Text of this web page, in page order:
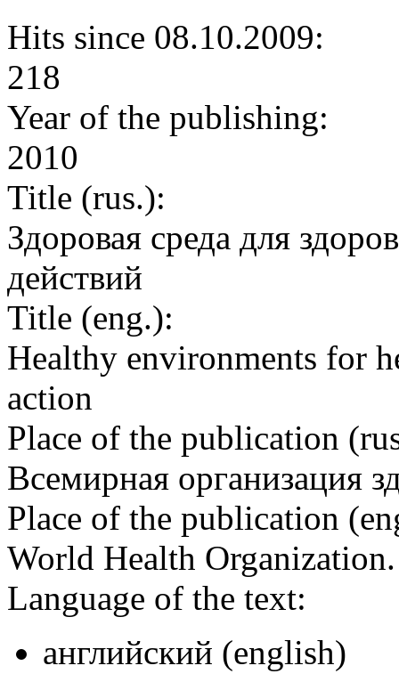
Hits since 08.10.2009:
218
Year of the publishing:
2010
Title (rus.):
Здоровая среда для
действий
Title (eng.):
Healthy environments for
action
Place of the publication
Всемирная организация
Place of the publication
World Health
Language of the text:
английский (english)